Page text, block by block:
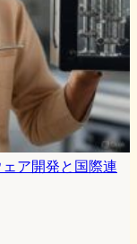
ア開発と国際連